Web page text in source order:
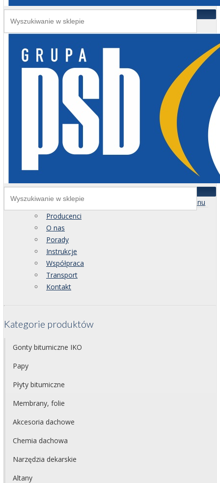
Menu
Producenci
O nas
Porady
Instrukcje
Współpraca
Transport
Kontakt
Kategorie produktów
Gonty bitumiczne IKO
Papy
Płyty bitumiczne
Membrany, folie
Akcesoria dachowe
Chemia dachowa
Narzędzia dekarskie
Altany